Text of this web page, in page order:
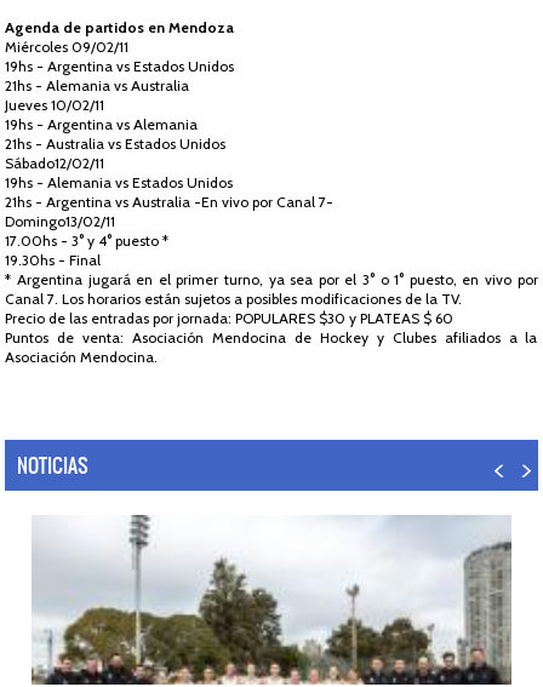
Agenda de partidos en Mendoza
Miércoles 09/02/11
19hs - Argentina vs Estados Unidos
21hs - Alemania vs Australia
Jueves 10/02/11
19hs - Argentina vs Alemania
21hs - Australia vs Estados Unidos
Sábado12/02/11
19hs - Alemania vs Estados Unidos
21hs - Argentina vs Australia -En vivo por Canal 7-
Domingo13/02/11
17.00hs - 3° y 4° puesto *
19.30hs - Final
* Argentina jugará en el primer turno, ya sea por el 3° o 1° puesto, en vivo por
Canal 7. Los horarios están sujetos a posibles modificaciones de la TV.
Precio de las entradas por jornada: POPULARES $30 y PLATEAS $ 60
Puntos de venta: Asociación Mendocina de Hockey y Clubes afiliados a la
Asociación Mendocina.
NOTICIAS